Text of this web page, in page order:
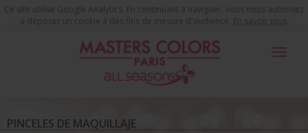
Ce site utilise Google Analytics. En continuant à naviguer, vous nous autorisez
à déposer un cookie à des fins de mesure d'audience. En savoir plus
Toggle
Pinceles de Maquillaje
PINCELES DE MAQUILLAJE